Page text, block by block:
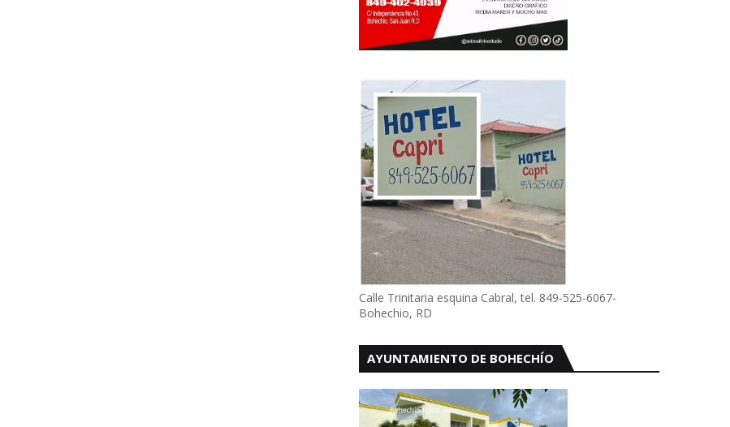
Calle Trinitaria esquina Cabral, tel. 849-525-6067-
Bohechio, RD
AYUNTAMIENTO DE BOHECHÍO